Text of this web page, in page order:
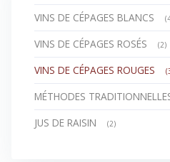
VINS DE CÉPAGES BLANCS
VINS DE CÉPAGES ROSÉS (2)
VINS DE CÉPAGES ROUGES
MÉTHODES
JUS DE RAISIN (2)